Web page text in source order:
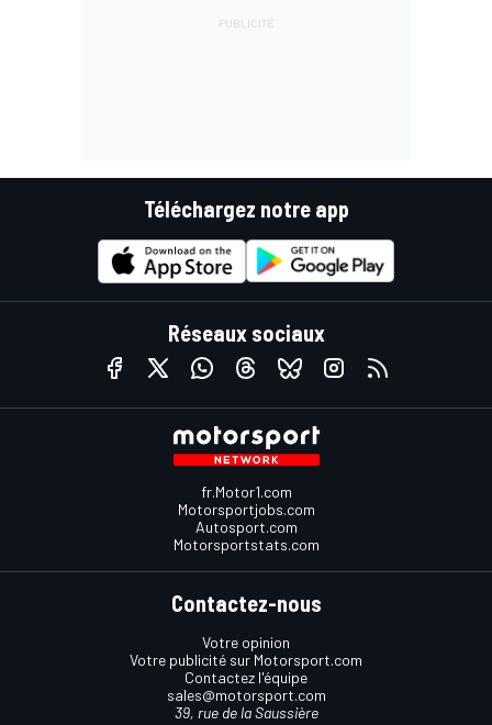
Téléchargez notre app
Réseaux sociaux
fr.Motor1.com
Motorsportjobs.com
Autosport.com
Motorsportstats.com
Contactez-nous
Votre opinion
Votre publicité sur Motorsport.com
Contactez l'équipe
sales@motorsport.com
39, rue de la Saussière